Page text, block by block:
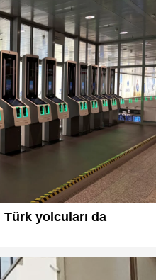
yolcuları da